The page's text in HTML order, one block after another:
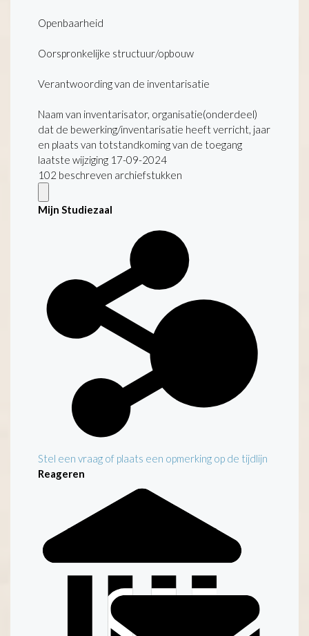
Openbaarheid
Oorspronkelijke structuur/opbouw
Verantwoording van de inventarisatie
Naam van inventarisator, organisatie(onderdeel)
dat de bewerking/inventarisatie heeft verricht, jaar
en plaats van totstandkoming van de toegang
laatste wijziging 17-09-2024
102 beschreven archiefstukken
Mijn Studiezaal
Stel een vraag of plaats een opmerking op de tijdlijn
Reageren